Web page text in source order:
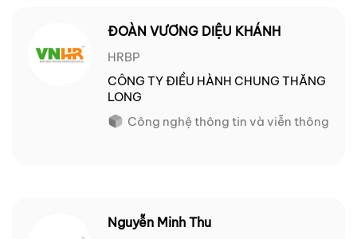
ĐOÀN VƯƠNG DIỆU KHÁNH
HRBP
CÔNG TY ĐIỀU HÀNH CHUNG THĂNG
LONG
Công nghệ thông tin và viễn thông
Nguyễn Minh Thu